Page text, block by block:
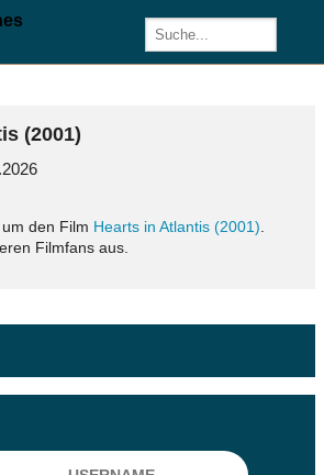
(2001)
den Film Hearts in Atlantis (2001).
Filmfans aus.